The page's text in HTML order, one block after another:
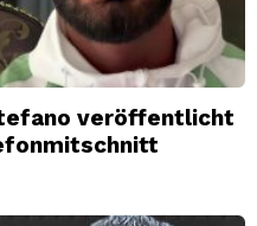
veröffentlicht